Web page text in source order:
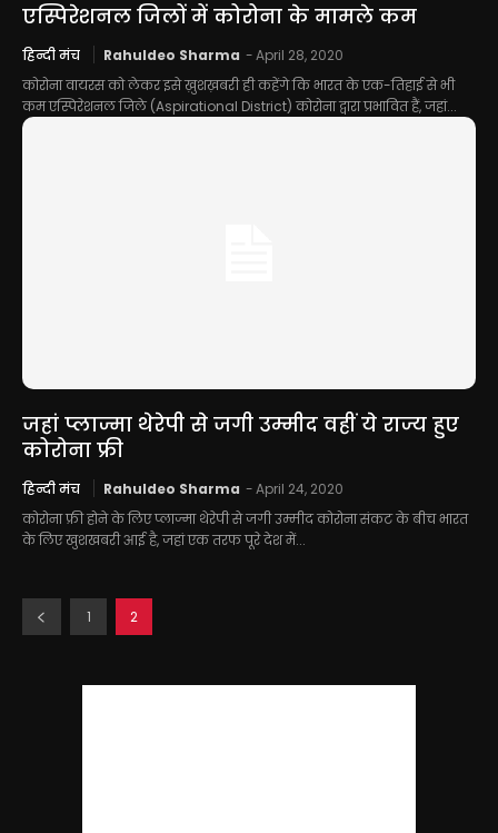
एस्पिरेशनल जिलों में कोरोना के मामले कम
हिन्दी मंच Rahuldeo Sharma -April 28, 2020
कोरोना वायरस को लेकर इसे ख़ुशख़बरी ही कहेंगे कि भारत के एक-तिहाई से भी
कम एस्पिरेशनल जिले (Aspirational District) कोरोना द्वारा प्रभावित हैं, जहां...
जहां प्लाज्मा थेरेपी से जगी उम्मीद वहीं ये राज्य हुए
कोरोना फ्री
हिन्दी मंच Rahuldeo Sharma -April 24, 2020
कोरोना फ्री होने के लिए प्लाज्मा थेरेपी से जगी उम्मीद कोरोना संकट के बीच भारत
के लिए खुशखबरी आई है, जहां एक तरफ पूरे देश में...
1 2